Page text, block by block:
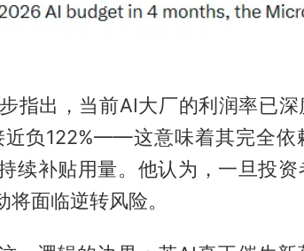
指出，当前AI大厂的利润率已
近负122%——这意味着其完全依
续补贴用量。他认为，一旦投
面临逆转风险。